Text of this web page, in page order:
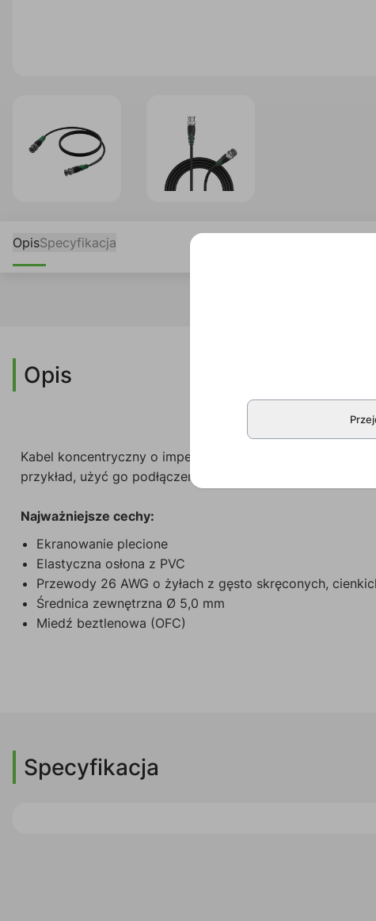
OpisSpecyfikacja
Opis
Kabel koncentryczny o impedancji 50 omów. Konstrukcja
przykład, użyć go podłączenia anteny do odbiornika lub
Najważniejsze cechy:
Ekranowanie plecione
Elastyczna osłona z PVC
Przewody 26 AWG o żyłach z gęsto skręconych,
Średnica zewnętrzna Ø 5,0 mm
Miedź beztlenowa (OFC)
Specyfikacja